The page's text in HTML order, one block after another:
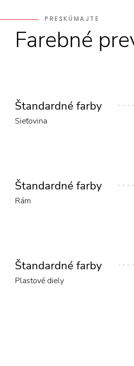
PRESKÚMAJTE
Farebné
Štandardné farby
Sieťovina
Štandardné farby
Rám
Štandardné farby
Plastové diely